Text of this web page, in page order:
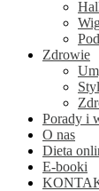
Zdrowie
Porady i
O nas
Dieta
E-booki